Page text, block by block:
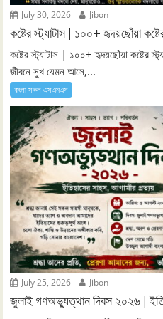
July 30, 2026 Jibon
কষ্টের স্ট্যাটাস | ১০০+ হৃদয়ছোঁয়া
কষ্টের স্ট্যাটাস | ১০০+ হৃদয়ছোঁয়া কষ্টের
জীবনে সুখ যেমন আসে,...
বাংলা সকল এসএমএস
July 25, 2026 Jibon
জুলাই গণঅভ্যুত্থান দিবস ২০২৬ |